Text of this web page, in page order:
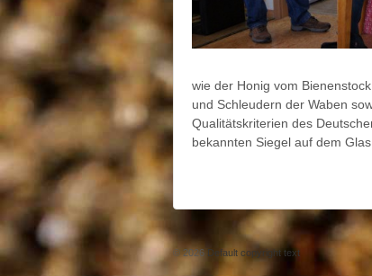
wie der Honig vom
und Schleudern der Waben
Qualitätskriterien des
bekannten Siegel auf dem
© 2026 Default copyright text